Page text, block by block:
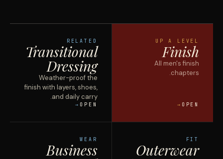
UP A LEVEL
Finish
All men's finish
chapters.
OPEN
RELATED
Transitional
Dressing
Weather-proof the
finish with layers, shoes,
and daily carry.
OPEN
FIT
Outerwear
WEAR
Business